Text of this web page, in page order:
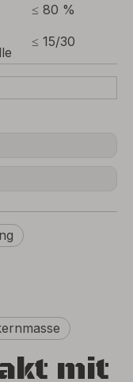
≤ 80 %
≤ 15/30
mit